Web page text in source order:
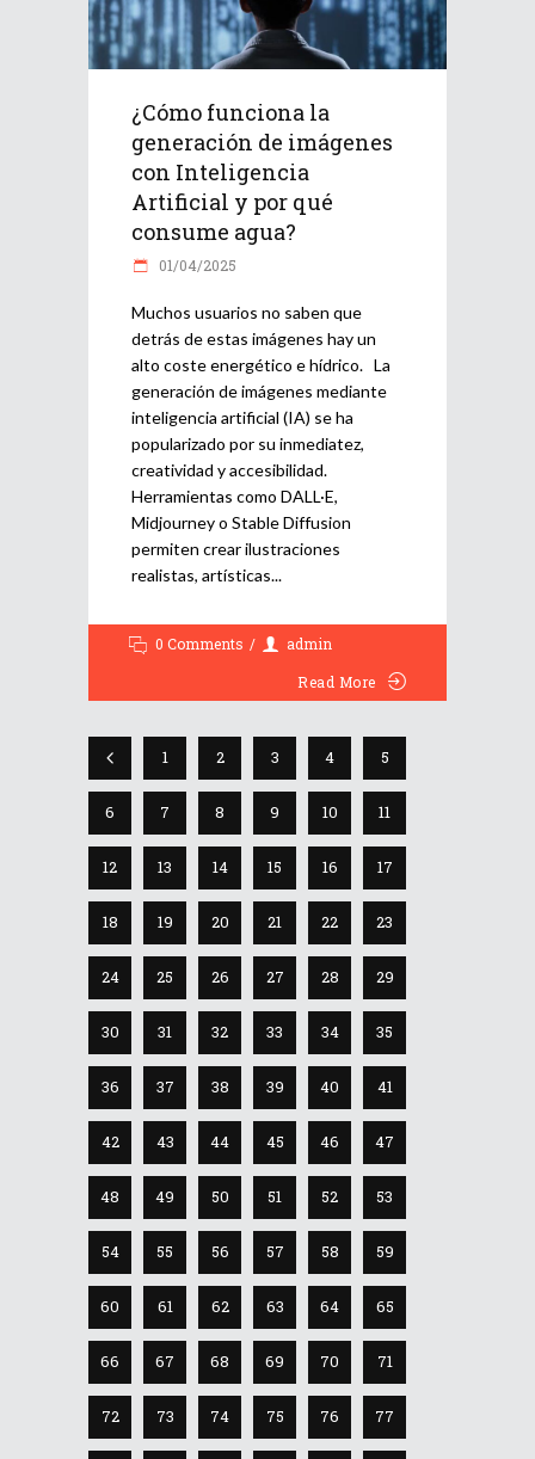
¿Cómo funciona la
generación de imágenes
con Inteligencia
Artificial y por qué
consume agua?
01/04/2025
Muchos usuarios no saben que
detrás de estas imágenes hay un
alto coste energético e hídrico. La
generación de imágenes mediante
inteligencia artificial (IA) se ha
popularizado por su inmediatez,
creatividad y accesibilidad.
Herramientas como DALL·E,
Midjourney o Stable Diffusion
permiten crear ilustraciones
realistas, artísticas
0 Comments
admin
Read More
1 2 3 4 5
6 7 8 9 10 11
12 13 14 15 16 17
18 19 20 21 22 23
24 25 26 27 28 29
30 31 32 33 34 35
36 37 38 39 40 41
42 43 44 45 46 47
48 49 50 51 52 53
54 55 56 57 58 59
60 61 62 63 64 65
66 67 68 69 70 71
72 73 74 75 76 77